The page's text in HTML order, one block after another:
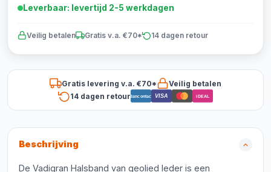
Leverbaar: levertijd 2-5 werkdagen
Veilig betalen Gratis v.a. €70* 14 dagen retour
Gratis levering v.a. €70*
Veilig betalen
14 dagen retourBancontact VISA iDEAL
Beschrijving
De Vadigran Halsband van geolied leder is een